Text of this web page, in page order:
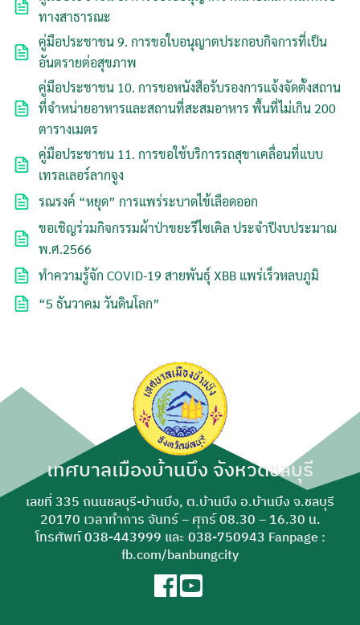
ค้นหา
สำหรับ:
ทางสาธารณะ
คู่มือประชาชน 9. การขอใบอนุญาตประกอบกิจการที่เป็น
อันตรายต่อสุขภาพ
คู่มือประชาชน 10. การขอหนังสือรับรองการแจ้งจัดตั้งสถาน
ที่จำหน่ายอาหารและสถานที่สะสมอาหาร พื้นที่ไม่เกิน 200
ตารางเมตร
คู่มือประชาชน 11. การขอใช้บริการรถสุขาเคลื่อนที่แบบ
เทรลเลอร์ลากจูง
รณรงค์ “หยุด” การแพร่ระบาดไข้เลือดออก
ขอเชิญร่วมกิจกรรมผ้าป่าขยะรีไซเคิล ประจำปีงบประมาณ
พ.ศ.2566
ทำความรู้จัก COVID-19 สายพันธุ์ XBB แพร่เร็วหลบภูมิ
“5 ธันวาคม วันดินโลก”
เทศบาลเมืองบ้านบึง จังหวัดชลบุรี
เลขที่ 335 ถนนชลบุรี-บ้านบึง, ต.บ้านบึง อ.บ้านบึง จ.ชลบุรี
20170 เวลาทำการ จันทร์ – ศุกร์ 08.30 – 16.30 น.
โทรศัพท์038-443999 และ 038-750943 Fanpage :
fb.com/banbungcity